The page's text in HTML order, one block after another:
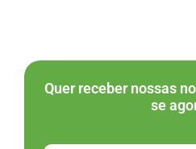
Quer receber nossas
se